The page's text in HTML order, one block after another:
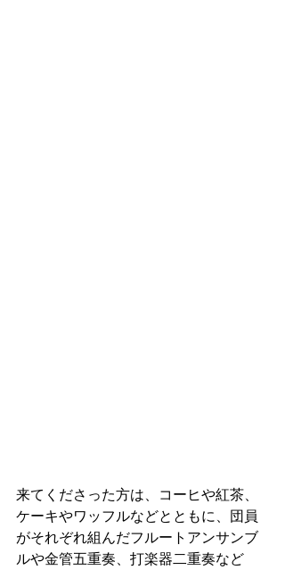
来てくださった方は、コーヒや紅茶、
ケーキやワッフルなどとともに、団員
がそれぞれ組んだフルートアンサンブ
ルや金管五重奏、打楽器二重奏など